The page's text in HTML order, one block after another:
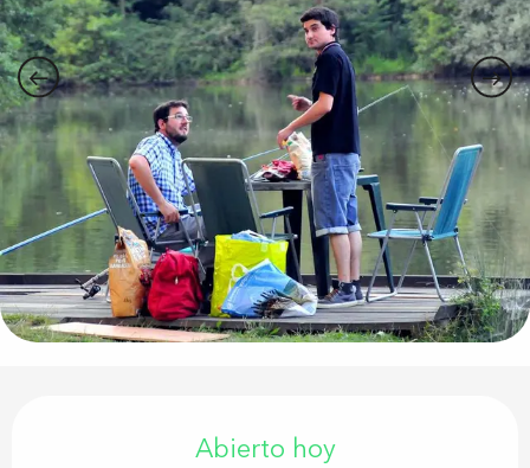
Abierto hoy